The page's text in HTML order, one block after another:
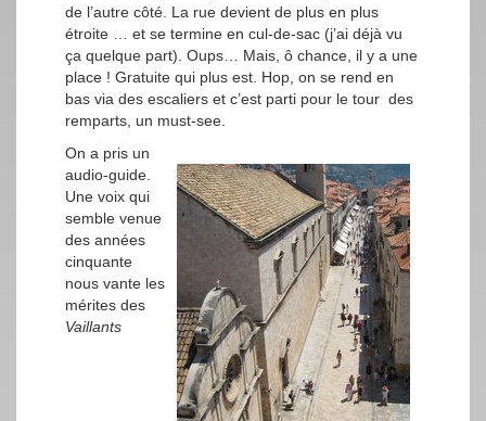
de l’autre côté. La rue devient de plus en plus
étroite … et se termine en cul-de-sac (j’ai déjà vu
ça quelque part). Oups… Mais, ô chance, il y a une
place ! Gratuite qui plus est. Hop, on se rend en
bas via des escaliers et c’est parti pour le tour des
remparts, un must-see.
On a pris un
audio-guide.
Une voix qui
semble venue
des années
cinquante
nous vante les
mérites des
Vaillants